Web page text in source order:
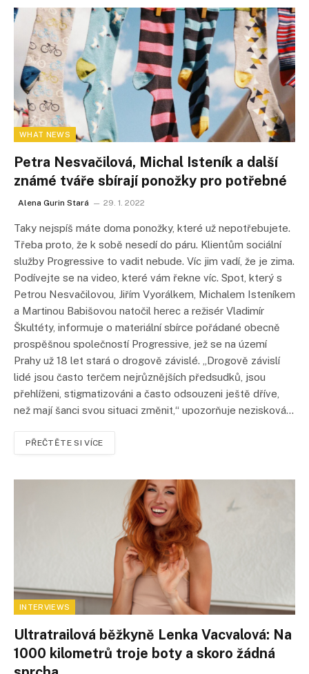
WHAT NEWS
Petra Nesvačilová, Michal Isteník a další
známé tváře sbírají ponožky pro potřebné
Alena Gurin Stará 29. 1. 2022
Taky nejspíš máte doma ponožky, které už nepotřebujete.
Třeba proto, že k sobě nesedí do páru. Klientům sociální
služby Progressive to vadit nebude. Víc jim vadí, že je zima.
Podívejte se na video, které vám řekne víc. Spot, který s
Petrou Nesvačilovou, Jiřím Vyorálkem, Michalem Isteníkem
a Martinou Babišovou natočil herec a režisér Vladimír
Škultéty, informuje o materiální sbírce pořádané obecně
prospěšnou společností Progressive, jež se na území
Prahy už 18 let stará o drogově závislé. „Drogově závislí
lidé jsou často terčem nejrůznějších předsudků, jsou
přehlíženi, stigmatizováni a často odsouzeni ještě dříve,
než mají šanci svou situaci změnit,“ upozorňuje nezisková…
PŘEČTĚTE SI VÍCE
INTERVIEWS
Ultratrailová běžkyně Lenka Vacvalová: Na
1000 kilometrů troje boty a skoro žádná